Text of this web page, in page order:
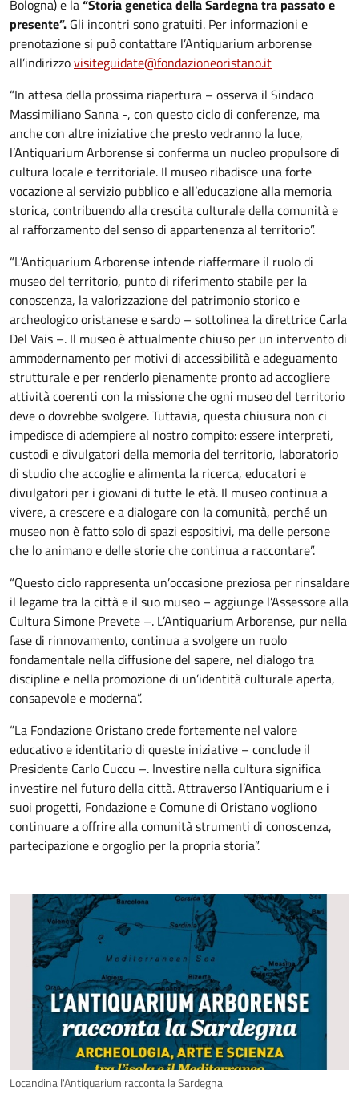
Bologna) e la“Storia genetica della Sardegna tra passato e
presente”. Gli incontri sono gratuiti. Per informazioni e
prenotazione si può contattare l’Antiquarium arborense
all’indirizzovisiteguidate@fondazioneoristano.it
“In attesa della prossima riapertura – osserva il Sindaco
Massimiliano Sanna -, con questo ciclo di conferenze, ma
anche con altre iniziative che presto vedranno la luce,
l’Antiquarium Arborense si conferma un nucleo propulsore di
cultura locale e territoriale. Il museo ribadisce una forte
vocazione al servizio pubblico e all’educazione alla memoria
storica, contribuendo alla crescita culturale della comunità e
al rafforzamento del senso di appartenenza al territorio”.
“L’Antiquarium Arborense intende riaffermare il ruolo di
museo del territorio, punto di riferimento stabile per la
conoscenza, la valorizzazione del patrimonio storico e
archeologico oristanese e sardo – sottolinea la direttrice Carla
Del Vais –. Il museo è attualmente chiuso per un intervento di
ammodernamento per motivi di accessibilità e adeguamento
strutturale e per renderlo pienamente pronto ad accogliere
attività coerenti con la missione che ogni museo del territorio
deve o dovrebbe svolgere. Tuttavia, questa chiusura non ci
impedisce di adempiere al nostro compito: essere interpreti,
custodi e divulgatori della memoria del territorio, laboratorio
di studio che accoglie e alimenta la ricerca, educatori e
divulgatori per i giovani di tutte le età. Il museo continua a
vivere, a crescere e a dialogare con la comunità, perché un
museo non è fatto solo di spazi espositivi, ma delle persone
che lo animano e delle storie che continua a raccontare”.
“Questo ciclo rappresenta un’occasione preziosa per rinsaldare
il legame tra la città e il suo museo – aggiunge l’Assessore alla
Cultura Simone Prevete –. L’Antiquarium Arborense, pur nella
fase di rinnovamento, continua a svolgere un ruolo
fondamentale nella diffusione del sapere, nel dialogo tra
discipline e nella promozione di un’identità culturale aperta,
consapevole e moderna”.
“La Fondazione Oristano crede fortemente nel valore
educativo e identitario di queste iniziative – conclude il
Presidente Carlo Cuccu –. Investire nella cultura significa
investire nel futuro della città. Attraverso l’Antiquarium e i
suoi progetti, Fondazione e Comune di Oristano vogliono
continuare a offrire alla comunità strumenti di conoscenza,
partecipazione e orgoglio per la propria storia”.
Locandina l'Antiquarium racconta la Sardegna